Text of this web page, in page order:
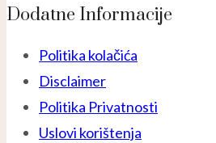
Dodatne Informacije
Politika kolačića
Disclaimer
Politika Privatnosti
Uslovi korištenja